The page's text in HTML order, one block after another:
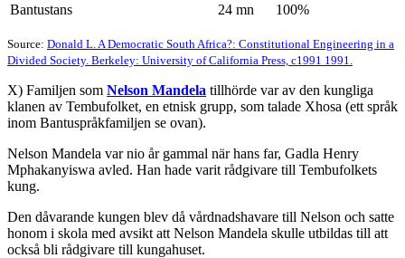
Bantustans
24 mn 100%
Source: Donald L. A Democratic South Africa?: Constitutional Engineering in a
Divided Society. Berkeley: University of California Press, c1991 1991.
X) Familjen som Nelson Mandela tillhörde var av den kungliga
klanen av Tembufolket, en etnisk grupp, som talade Xhosa (ett språk
inom Bantuspråkfamiljen se ovan).
Nelson Mandela var nio år gammal när hans far, Gadla Henry
Mphakanyiswa avled. Han hade varit rådgivare till Tembufolkets
kung.
Den dåvarande kungen blev då vårdnadshavare till Nelson och satte
honom i skola med avsikt att Nelson Mandela skulle utbildas till att
också bli rådgivare till kungahuset.